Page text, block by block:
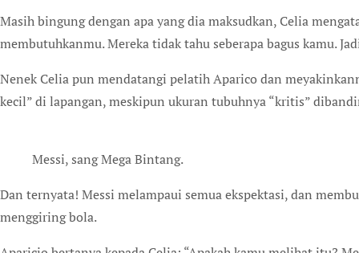
Masih bingung dengan apa yang dia maksudkan, Celia
membutuhkanmu. Mereka tidak tahu seberapa bagus kamu.
Nenek Celia pun mendatangi pelatih Aparico dan
kecil” di lapangan, meskipun ukuran tubuhnya “kritis”
Messi, sang Mega Bintang.
Dan ternyata! Messi melampaui semua ekspektasi, dan
menggiring bola.